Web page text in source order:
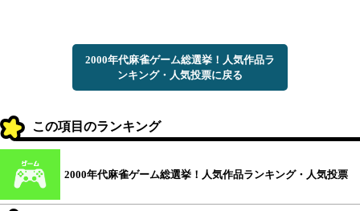
2000年代麻雀ゲーム総選挙！人気作品ラ
ンキング・人気投票に戻る
この項目のランキング
2000年代麻雀ゲーム総選挙！人気作品ランキング・人気投票